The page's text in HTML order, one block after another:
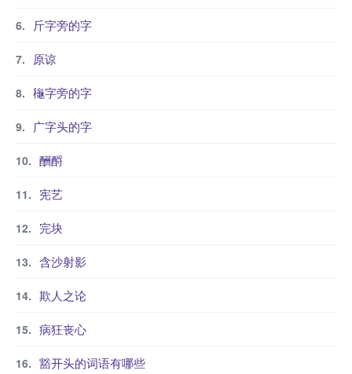
斤字旁的字
原谅
龝字旁的字
广字头的字
酬酹
宪艺
完块
含沙射影
欺人之论
病狂丧心
豁开头的词语有哪些